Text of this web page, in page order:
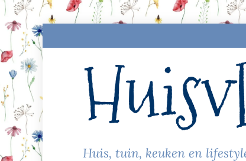
Skip
to
Huis, tuin, keuken en